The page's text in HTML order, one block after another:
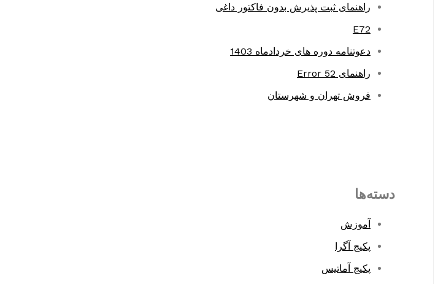
راهنمای ثبت پذیرش بدون فاکتور داغی
E72
دعوتنامه دوره های خردادماه 1403
راهنمای Error 52
فروش تهران و شهرستان
دسته‌ها
آموزش
پکیج آگرا
پکیج آماتیس